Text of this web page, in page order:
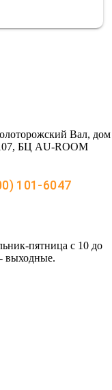
Вал, дом
БЦ AU-ROOM
101-6047
пятница с 10 до
- выходные.